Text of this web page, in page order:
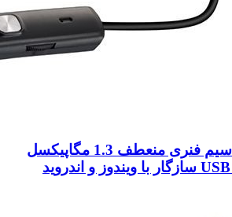
دوربین آندوسکوپ سیم فنری منعطف 1.3 مگاپیکسل